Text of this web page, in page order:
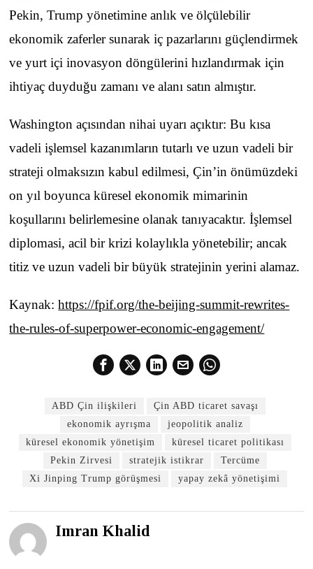
Pekin, Trump yönetimine anlık ve ölçülebilir
ekonomik zaferler sunarak iç pazarlarını güçlendirmek
ve yurt içi inovasyon döngülerini hızlandırmak için
ihtiyaç duyduğu zamanı ve alanı satın almıştır.
Washington açısından nihai uyarı açıktır: Bu kısa
vadeli işlemsel kazanımların tutarlı ve uzun vadeli bir
strateji olmaksızın kabul edilmesi, Çin’in önümüzdeki
on yıl boyunca küresel ekonomik mimarinin
koşullarını belirlemesine olanak tanıyacaktır. İşlemsel
diplomasi, acil bir krizi kolaylıkla yönetebilir; ancak
titiz ve uzun vadeli bir büyük stratejinin yerini alamaz.
Kaynak:https://fpif.org/the-beijing-summit-rewrites-
the-rules-of-superpower-economic-engagement/
ABD Çin ilişkileri
Çin ABD ticaret savaşı
ekonomik ayrışma
jeopolitik analiz
küresel ekonomik yönetişim
küresel ticaret politikası
Pekin Zirvesi
stratejik istikrar
Tercüme
Xi Jinping Trump görüşmesi
yapay zekâ yönetişimi
Imran Khalid